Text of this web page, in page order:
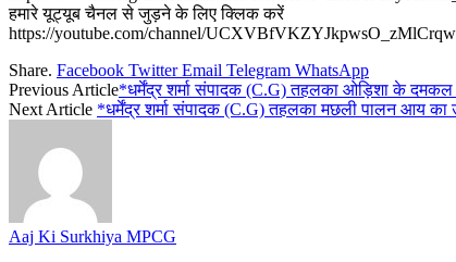
हमारे यूट्यूब चैनल से जुड़ने के लिए क्लिक करें
https://youtube.com/channel/UCXVBfVKZYJkpwsO_zMlCrqw
Share. Facebook Twitter Email Telegram WhatsApp
Previous Article*धर्मेंद्र शर्मा संपादक (C.G) तहलका ओड़िशा के दमकल
Next Article *धर्मेंद्र शर्मा संपादक (C.G) तहलका मछली पालन आय का
Aaj Ki Surkhiya MPCG